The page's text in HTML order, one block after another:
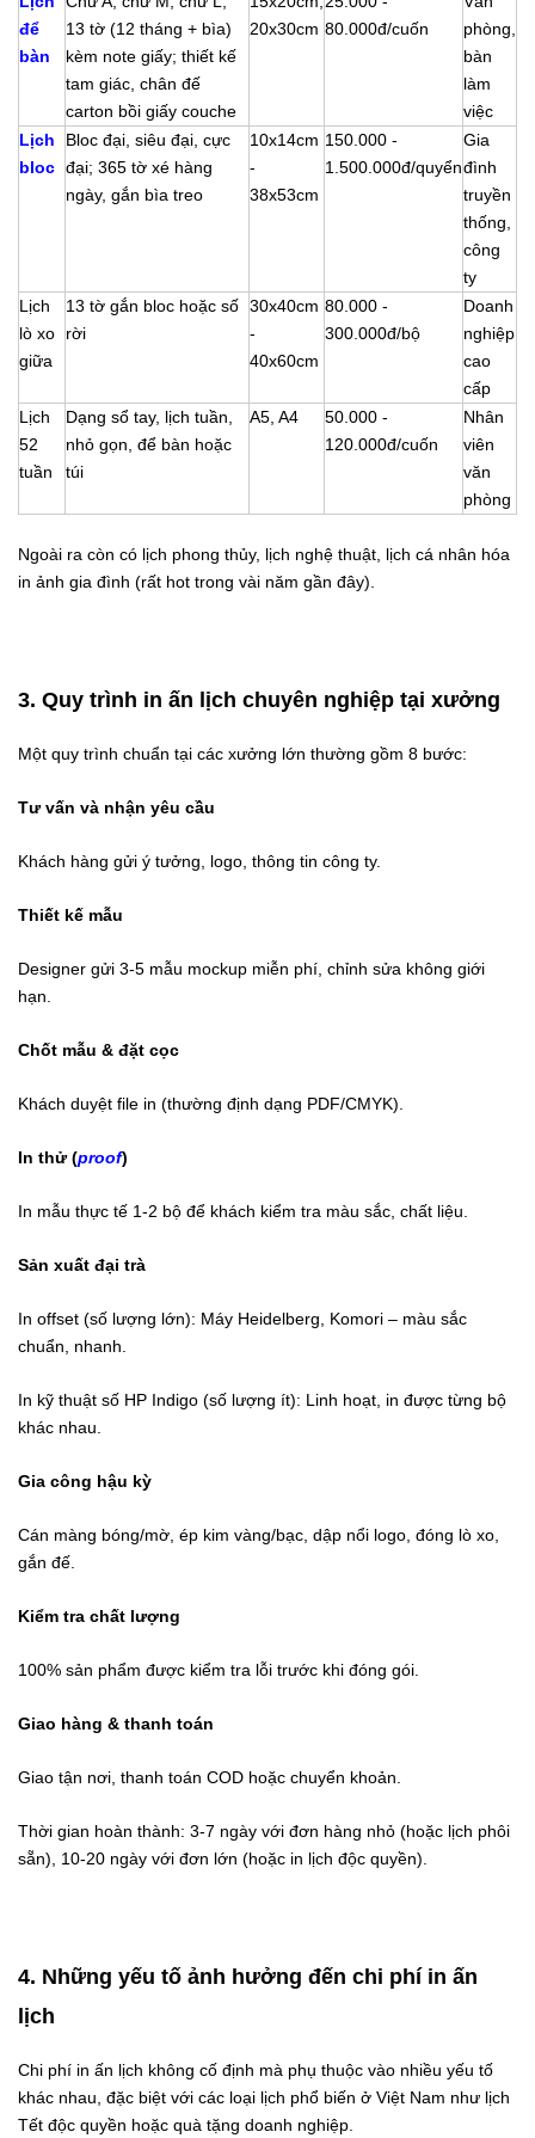
để
bàn
13 tờ (12 tháng + bìa)
kèm note giấy; thiết kế
tam giác, chân đế
carton bồi giấy couche
20x30cm 80.000đ/cuốn
phòng,
bàn
làm
việc
Lịch
bloc
Bloc đại, siêu đại, cực
đại; 365 tờ xé hàng
ngày, gắn bìa treo
10x14cm
-
38x53cm
150.000 -
1.500.000đ/quyển
Gia
đình
truyền
thống,
công
ty
Lịch
lò xo
giữa
13 tờ gắn bloc hoặc số
rời
30x40cm
-
40x60cm
80.000 -
300.000đ/bộ
Doanh
nghiệp
cao
cấp
Lịch
52
tuần
Dạng sổ tay, lịch tuần,
nhỏ gọn, để bàn hoặc
túi
A5, A4
50.000 -
120.000đ/cuốn
Nhân
viên
văn
phòng
Ngoài ra còn có lịch phong thủy, lịch nghệ thuật, lịch cá nhân hóa
in ảnh gia đình (rất hot trong vài năm gần đây).
3. Quy trình in ấn lịch chuyên nghiệp tại xưởng
Một quy trình chuẩn tại các xưởng lớn thường gồm 8 bước:
Tư vấn và nhận yêu cầu
Khách hàng gửi ý tưởng, logo, thông tin công ty.
Thiết kế mẫu
Designer gửi 3-5 mẫu mockup miễn phí, chỉnh sửa không giới
hạn.
Chốt mẫu & đặt cọc
Khách duyệt file in (thường định dạng PDF/CMYK).
In thử (proof)
In mẫu thực tế 1-2 bộ để khách kiểm tra màu sắc, chất liệu.
Sản xuất đại trà
In offset (số lượng lớn): Máy Heidelberg, Komori – màu sắc
chuẩn, nhanh.
In kỹ thuật số HP Indigo (số lượng ít): Linh hoạt, in được từng bộ
khác nhau.
Gia công hậu kỳ
Cán màng bóng/mờ, ép kim vàng/bạc, dập nổi logo, đóng lò xo,
gắn đế.
Kiểm tra chất lượng
100% sản phẩm được kiểm tra lỗi trước khi đóng gói.
Giao hàng & thanh toán
Giao tận nơi, thanh toán COD hoặc chuyển khoản.
Thời gian hoàn thành: 3-7 ngày với đơn hàng nhỏ (hoặc lịch phôi
sẵn), 10-20 ngày với đơn lớn (hoặc in lịch độc quyền).
4. Những yếu tố ảnh hưởng đến chi phí in ấn
lịch
Chi phí in ấn lịch không cố định mà phụ thuộc vào nhiều yếu tố
khác nhau, đặc biệt với các loại lịch phổ biến ở Việt Nam như lịch
Tết độc quyền hoặc quà tặng doanh nghiệp.